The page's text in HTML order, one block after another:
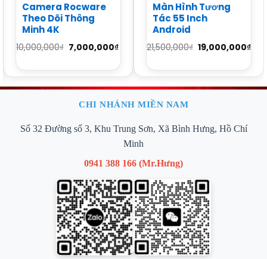
Camera Rocware
Theo Dõi Thông
Minh 4K
10,000,000₫ Giá
gốc
10,000,000₫.
7,000,000₫Giá
tại
7,000,000₫.
Màn Hình Tương
Tác 55 Inch
Android
21,500,000₫ Giá
gốc
21,500,000₫.
19,000,000₫Giá
tại
CHI NHÁNH MIỀN NAM
Số 32 Đường số 3, Khu Trung Sơn, Xã Bình Hưng, Hồ Chí
Minh
0941 388 166 (Mr.Hưng)